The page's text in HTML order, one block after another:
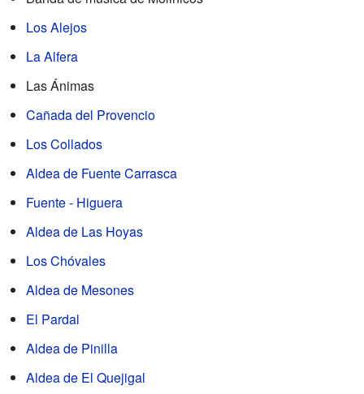
Los Alejos
La Alfera
Las Ánimas
Cañada del Provencio
Los Collados
Aldea de Fuente Carrasca
Fuente - Higuera
Aldea de Las Hoyas
Los Chóvales
Aldea de Mesones
El Pardal
Aldea de Pinilla
Aldea de El Quejigal